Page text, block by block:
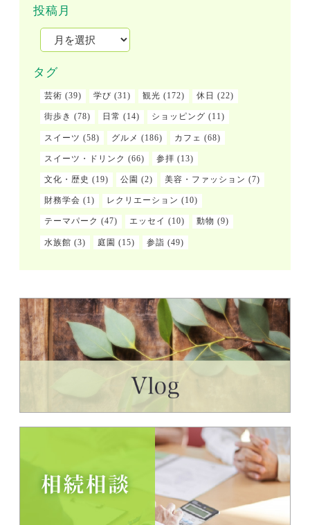
投稿月
タグ
芸術 (39) 学び (31) 観光 (172) 休日 (22)
街歩き (78) 日常 (14) ショッピング (11)
スイーツ (58) グルメ (186) カフェ (68)
スイーツ・ドリンク (66) 参拝 (13)
文化・歴史 (19) 公園 (2) 美容・ファッション (7)
財務学会 (1) レクリエーション (10)
テーマパーク (47) エッセイ (10) 動物 (9)
水族館 (3) 庭園 (15) 参詣 (49)